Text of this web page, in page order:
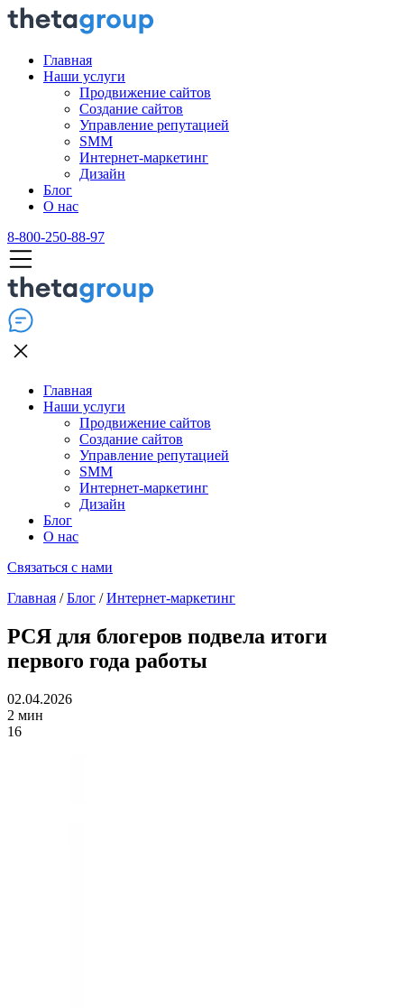
Главная
Наши услуги
Продвижение сайтов
Создание сайтов
Управление репутацией
SMM
Интернет-маркетинг
Дизайн
Блог
О нас
8-800-250-88-97
Главная
Наши услуги
Продвижение сайтов
Создание сайтов
Управление репутацией
SMM
Интернет-маркетинг
Дизайн
Блог
О нас
Связаться с нами
Главная /Блог /Интернет-маркетинг
РСЯ для блогеров подвела итоги
первого года работы
02.04.2026
2 мин
16